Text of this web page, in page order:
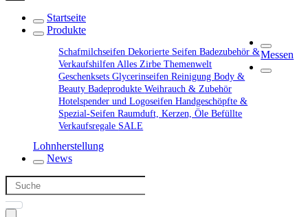
Startseite
Produkte
SchafmilchseifenDekorierte SeifenBadezubehör &
Verkaufshilfen Alles ZirbeThemenwelt
GeschenksetsGlycerinseifenReinigungBody &
BeautyBadeprodukteWeihrauch & Zubehör
Hotelspender und LogoseifenHandgeschöpfte &
Spezial-SeifenRaumduft, Kerzen, ÖleBefüllte
Verkaufsregale SALE
Messen
Lohnherstellung
News